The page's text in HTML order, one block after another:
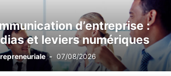
d’entreprise :
et leviers numériques
- 07/08/2026